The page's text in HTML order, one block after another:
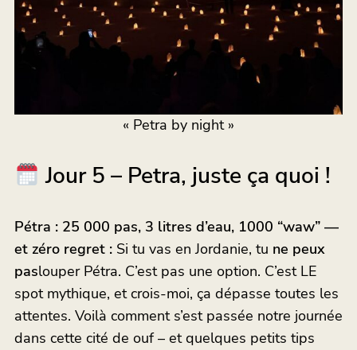
« Petra by night »
Jour 5 – Petra, juste ça quoi !
Pétra : 25 000 pas, 3 litres d’eau, 1000 “waw” —
et zéro regret : Si tu vas en Jordanie, tu ne peux
paslouper Pétra. C’est pas une option. C’est LE
spot mythique, et crois-moi, ça dépasse toutes les
attentes. Voilà comment s’est passée notre journée
dans cette cité de ouf – et quelques petits tips